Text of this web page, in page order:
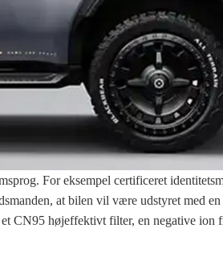
For eksempel certificeret
at bilen vil være udstyret med
højeffektivt filter, en negative ion